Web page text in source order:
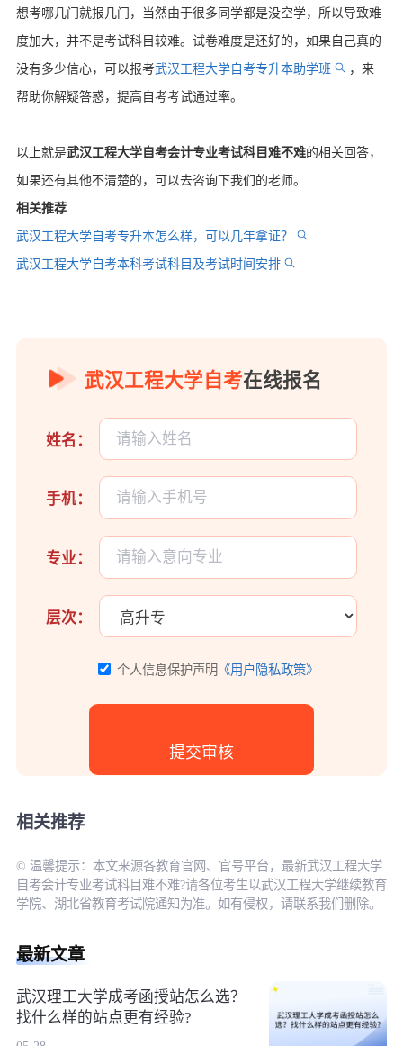
想考哪几门就报几门，当然由于很多同学都是没空学，所以导致难
度加大，并不是考试科目较难。试卷难度是还好的，如果自己真的
没有多少信心，可以报考武汉工程大学自考专升本助学班 ，来
帮助你解疑答惑，提高自考考试通过率。
以上就是武汉工程大学自考会计专业考试科目难不难的相关回答，
如果还有其他不清楚的，可以去咨询下我们的老师。
相关推荐
武汉工程大学自考专升本怎么样，可以几年拿证？
武汉工程大学自考本科考试科目及考试时间安排
武汉工程大学自考在线报名
姓名：
手机：
专业：
层次：
个人信息保护声明 《用户隐私政策》
相关推荐
© 温馨提示：本文来源各教育官网、官号平台，最新武汉工程大学
自考会计专业考试科目难不难?请各位考生以武汉工程大学继续教育
学院、湖北省教育考试院通知为准。如有侵权，请联系我们删除。
最新文章
武汉理工大学成考函授站怎么选？
找什么样的站点更有经验?